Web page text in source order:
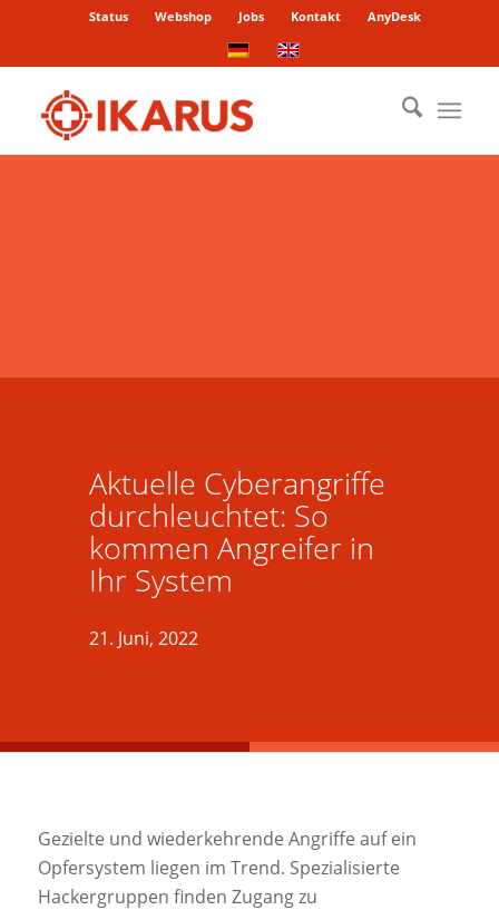
Status Webshop Jobs Kontakt AnyDesk
Aktuelle Cyberangriffe
durchleuchtet: So
kommen Angreifer in
Ihr System
21. Juni, 2022
Gezielte und wiederkehrende Angriffe auf ein
Opfersystem liegen im Trend. Spezialisierte
Hackergruppen finden Zugang zu